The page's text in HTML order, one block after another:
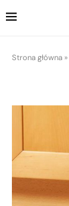
Strona główna »